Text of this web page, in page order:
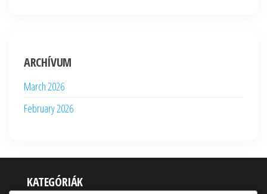
ARCHÍVUM
March 2026
February 2026
KATEGÓRIÁK